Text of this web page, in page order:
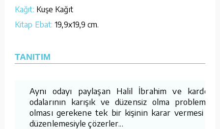
Kağıt: Kuşe Kağıt
Kitap Ebat: 19,9x19,9 cm.
TANITIM
Aynı odayı paylaşan Halil İbrahim ve kardeşi,
odalarının karışık ve düzensiz olma problemini,
olması gerekene tek bir kişinin karar vermesi ve
düzenlemesiyle çözerler...